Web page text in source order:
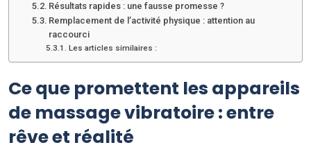
Résultats rapides : une fausse promesse ?
Remplacement de l’activité physique : attention au
raccourci
Les articles similaires :
Ce que promettent les appareils
de massage vibratoire : entre
rêve et réalité